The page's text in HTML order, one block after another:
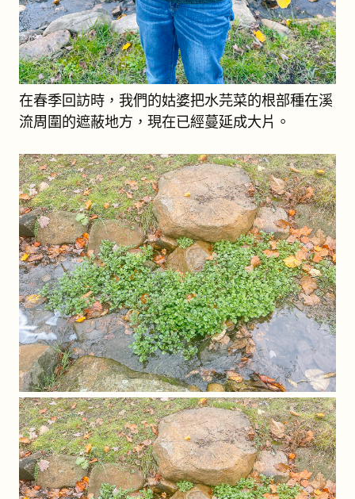
在春季回訪時，我們的姑婆把水芫菜的根部種在溪
流周圍的遮蔽地方，現在已經蔓延成大片。